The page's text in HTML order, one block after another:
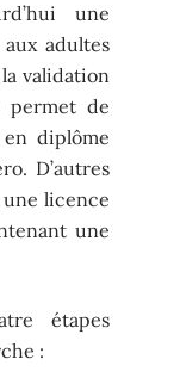
une
adultes
validation
permet de
diplôme
D’autres
une licence
une
étapes
: